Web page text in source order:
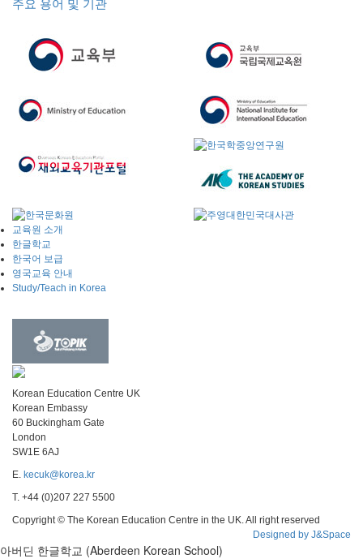
주요 용어 및 기관
교육원 소개
한글학교
한국어 보급
영국교육 안내
Study/Teach in Korea
Korean Education Centre UK
Korean Embassy
60 Buckingham Gate
London
SW1E 6AJ
E. kecuk@korea.kr
T. +44 (0)207 227 5500
Copyright © The Korean Education Centre in the UK. All right reserved
Designed by J&Space
아버딘 한글학교 (Aberdeen Korean School)